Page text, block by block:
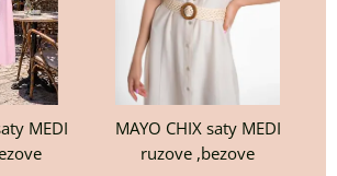
MEDI
MAYO CHIX saty MEDI
ruzove ,bezove